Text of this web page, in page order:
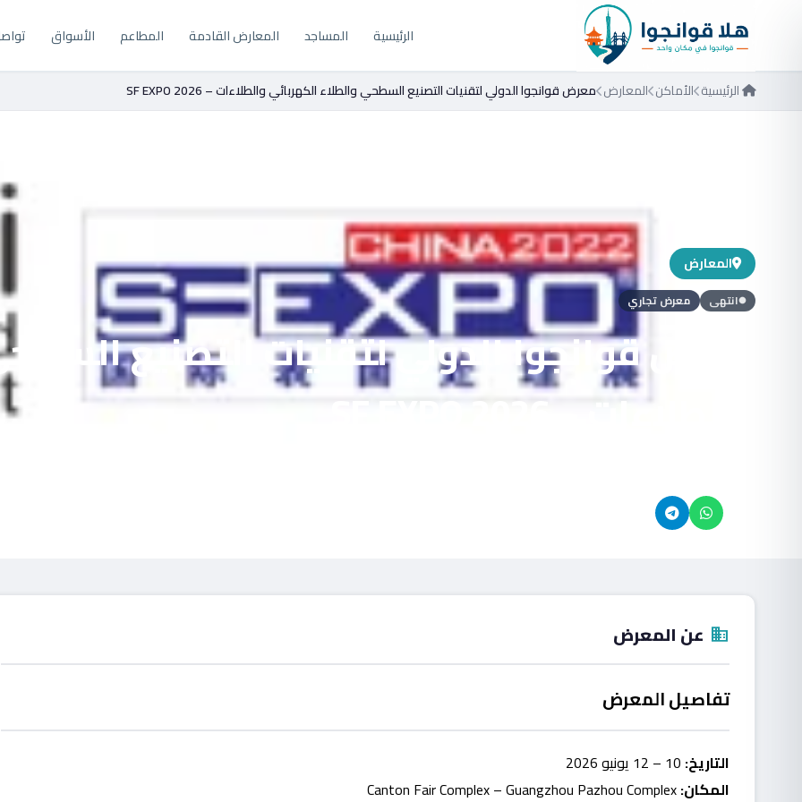
الرئيسية المساجد المعارض القادمة المطاعم الأسواق
الرئيسية الأماكن المعارض معرض قوانجوا الدولي لتقنيات التصنيع السطحي والطلاء الكهربائي والطلاءات – SF EXPO 2026
المعارض
⚫انتهى معرض تجاري
معرض قوانجوا الدولي لتقنيات التصنيع
والطلاءات – SF EXPO 2026
domain عن المعرض
تفاصيل المعرض
التاريخ:
المكان: